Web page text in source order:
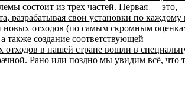
состоит из трех частей. Первая — это,
разрабатывая свои установки по каждому
отходов (по самым скромным
также создание соответствующей
отходов в нашей стране вошли в
Рано или поздно мы увидим всё, что